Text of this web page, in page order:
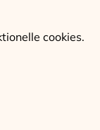
cookies.